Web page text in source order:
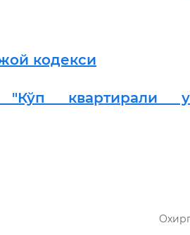
кодекси
"Кўп квартирали